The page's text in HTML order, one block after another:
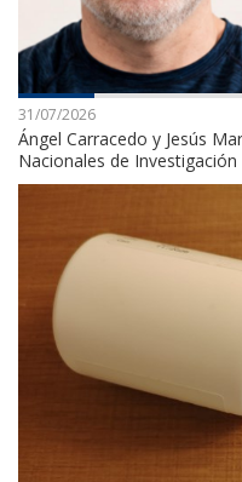
31/07/2026
Ángel Carracedo y Jesús
Nacionales de Investigación